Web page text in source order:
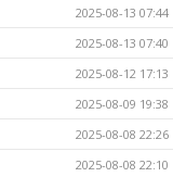
2025-08-13 07:44
2025-08-13 07:40
2025-08-12 17:13
2025-08-09 19:38
2025-08-08 22:26
2025-08-08 22:10